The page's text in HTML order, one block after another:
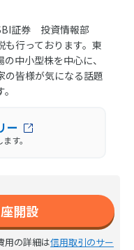
証券 投資情報部
行っております。東
中小型株を中心に、
の皆様が気になる話題
ー
す。
開設
用の詳細は信用取引のサー